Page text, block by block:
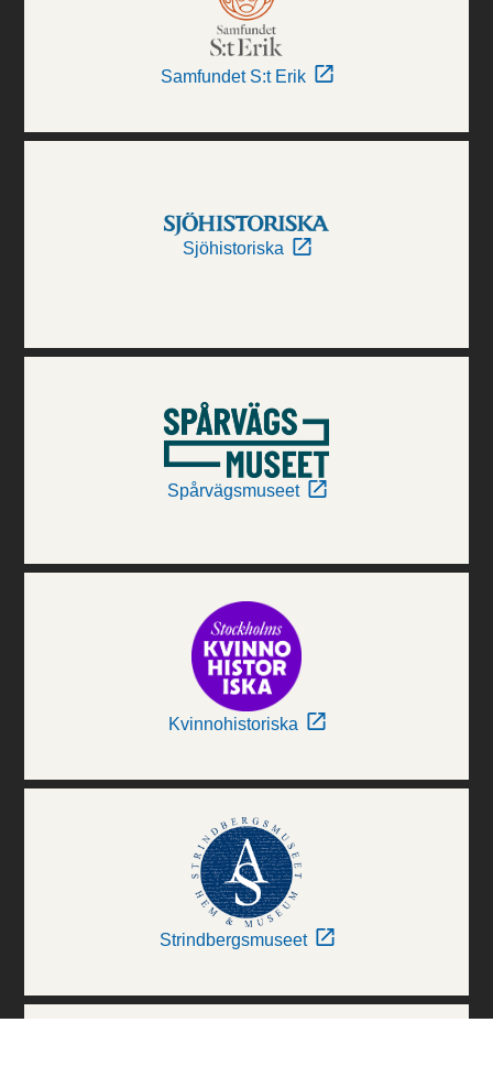
Samfundet S:t Erik
Sjöhistoriska
Spårvägsmuseet
Kvinnohistoriska
Strindbergsmuseet